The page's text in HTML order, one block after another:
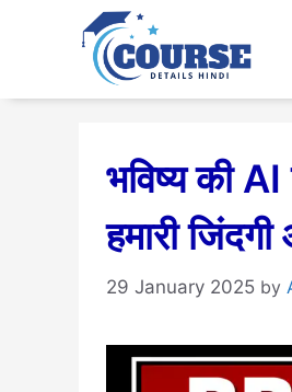
content
भविष्य की
हमारी
29 January 2025 by